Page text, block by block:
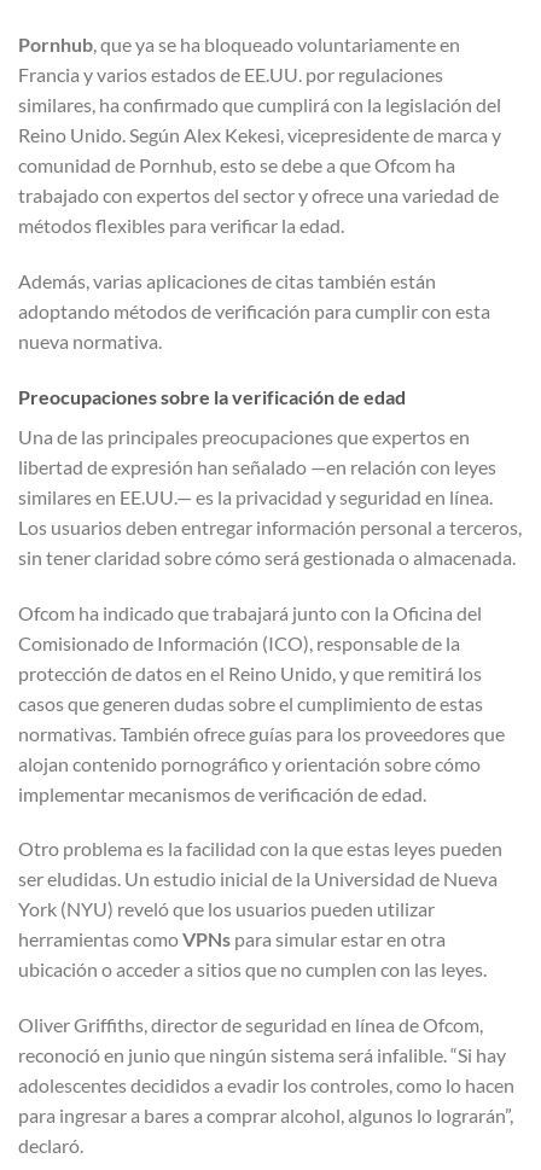
Pornhub, que ya se ha bloqueado voluntariamente en
Francia y varios estados de EE.UU. por regulaciones
similares, ha confirmado que cumplirá con la legislación del
Reino Unido. Según Alex Kekesi, vicepresidente de marca y
comunidad de Pornhub, esto se debe a que Ofcom ha
trabajado con expertos del sector y ofrece una variedad de
métodos flexibles para verificar la edad.
Además, varias aplicaciones de citas también están
adoptando métodos de verificación para cumplir con esta
nueva normativa.
Preocupaciones sobre la verificación de edad
Una de las principales preocupaciones que expertos en
libertad de expresión han señalado —en relación con leyes
similares en EE.UU.— es la privacidad y seguridad en línea.
Los usuarios deben entregar información personal a terceros,
sin tener claridad sobre cómo será gestionada o almacenada.
Ofcom ha indicado que trabajará junto con la Oficina del
Comisionado de Información (ICO), responsable de la
protección de datos en el Reino Unido, y que remitirá los
casos que generen dudas sobre el cumplimiento de estas
normativas. También ofrece guías para los proveedores que
alojan contenido pornográfico y orientación sobre cómo
implementar mecanismos de verificación de edad.
Otro problema es la facilidad con la que estas leyes pueden
ser eludidas. Un estudio inicial de la Universidad de Nueva
York (NYU) reveló que los usuarios pueden utilizar
herramientas comoVPNs para simular estar en otra
ubicación o acceder a sitios que no cumplen con las leyes.
Oliver Griffiths, director de seguridad en línea de Ofcom,
reconoció en junio que ningún sistema será infalible. “Si hay
adolescentes decididos a evadir los controles, como lo hacen
para ingresar a bares a comprar alcohol, algunos lo lograrán”,
declaró.